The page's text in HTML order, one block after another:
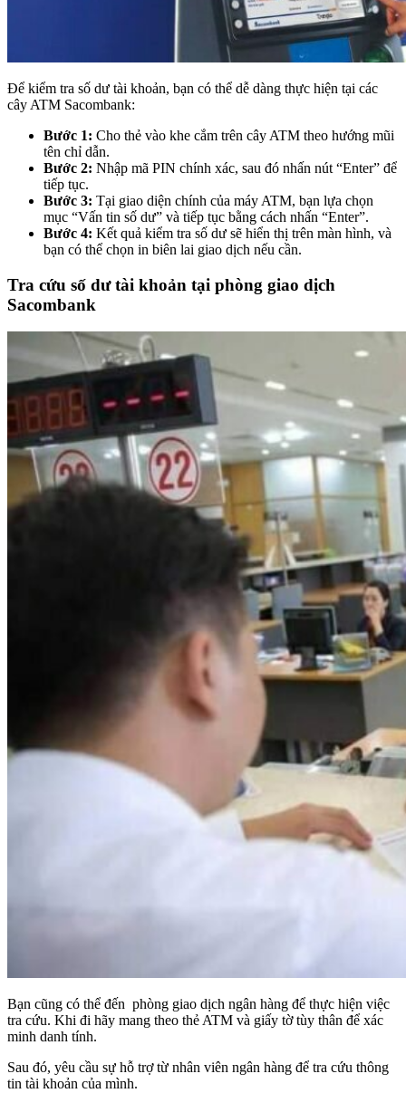
Để kiểm tra số dư tài khoản, bạn có thể dễ dàng thực hiện tại các
cây ATM Sacombank:
Bước 1: Cho thẻ vào khe cắm trên cây ATM theo hướng mũi
tên chỉ dẫn.
Bước 2: Nhập mã PIN chính xác, sau đó nhấn nút “Enter” để
tiếp tục.
Bước 3: Tại giao diện chính của máy ATM, bạn lựa chọn
mục “Vấn tin số dư” và tiếp tục bằng cách nhấn “Enter”.
Bước 4: Kết quả kiểm tra số dư sẽ hiển thị trên màn hình, và
bạn có thể chọn in biên lai giao dịch nếu cần.
Tra cứu số dư tài khoản tại phòng giao dịch
Sacombank
Bạn cũng có thể đến phòng giao dịch ngân hàng để thực hiện việc
tra cứu. Khi đi hãy mang theo thẻ ATM và giấy tờ tùy thân để xác
minh danh tính.
Sau đó, yêu cầu sự hỗ trợ từ nhân viên ngân hàng để tra cứu thông
tin tài khoản của mình.